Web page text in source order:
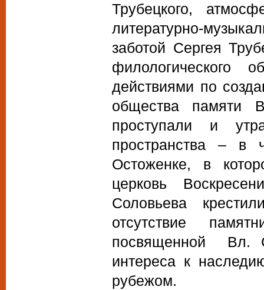
Трубецкого,
литературно-
заботой Сергея
филологического
действиями по
общества памяти
проступали и
пространства – в
Остоженке, в
церковь
Соловьева
отсутствие
посвященной Вл.
интереса к
рубежом.